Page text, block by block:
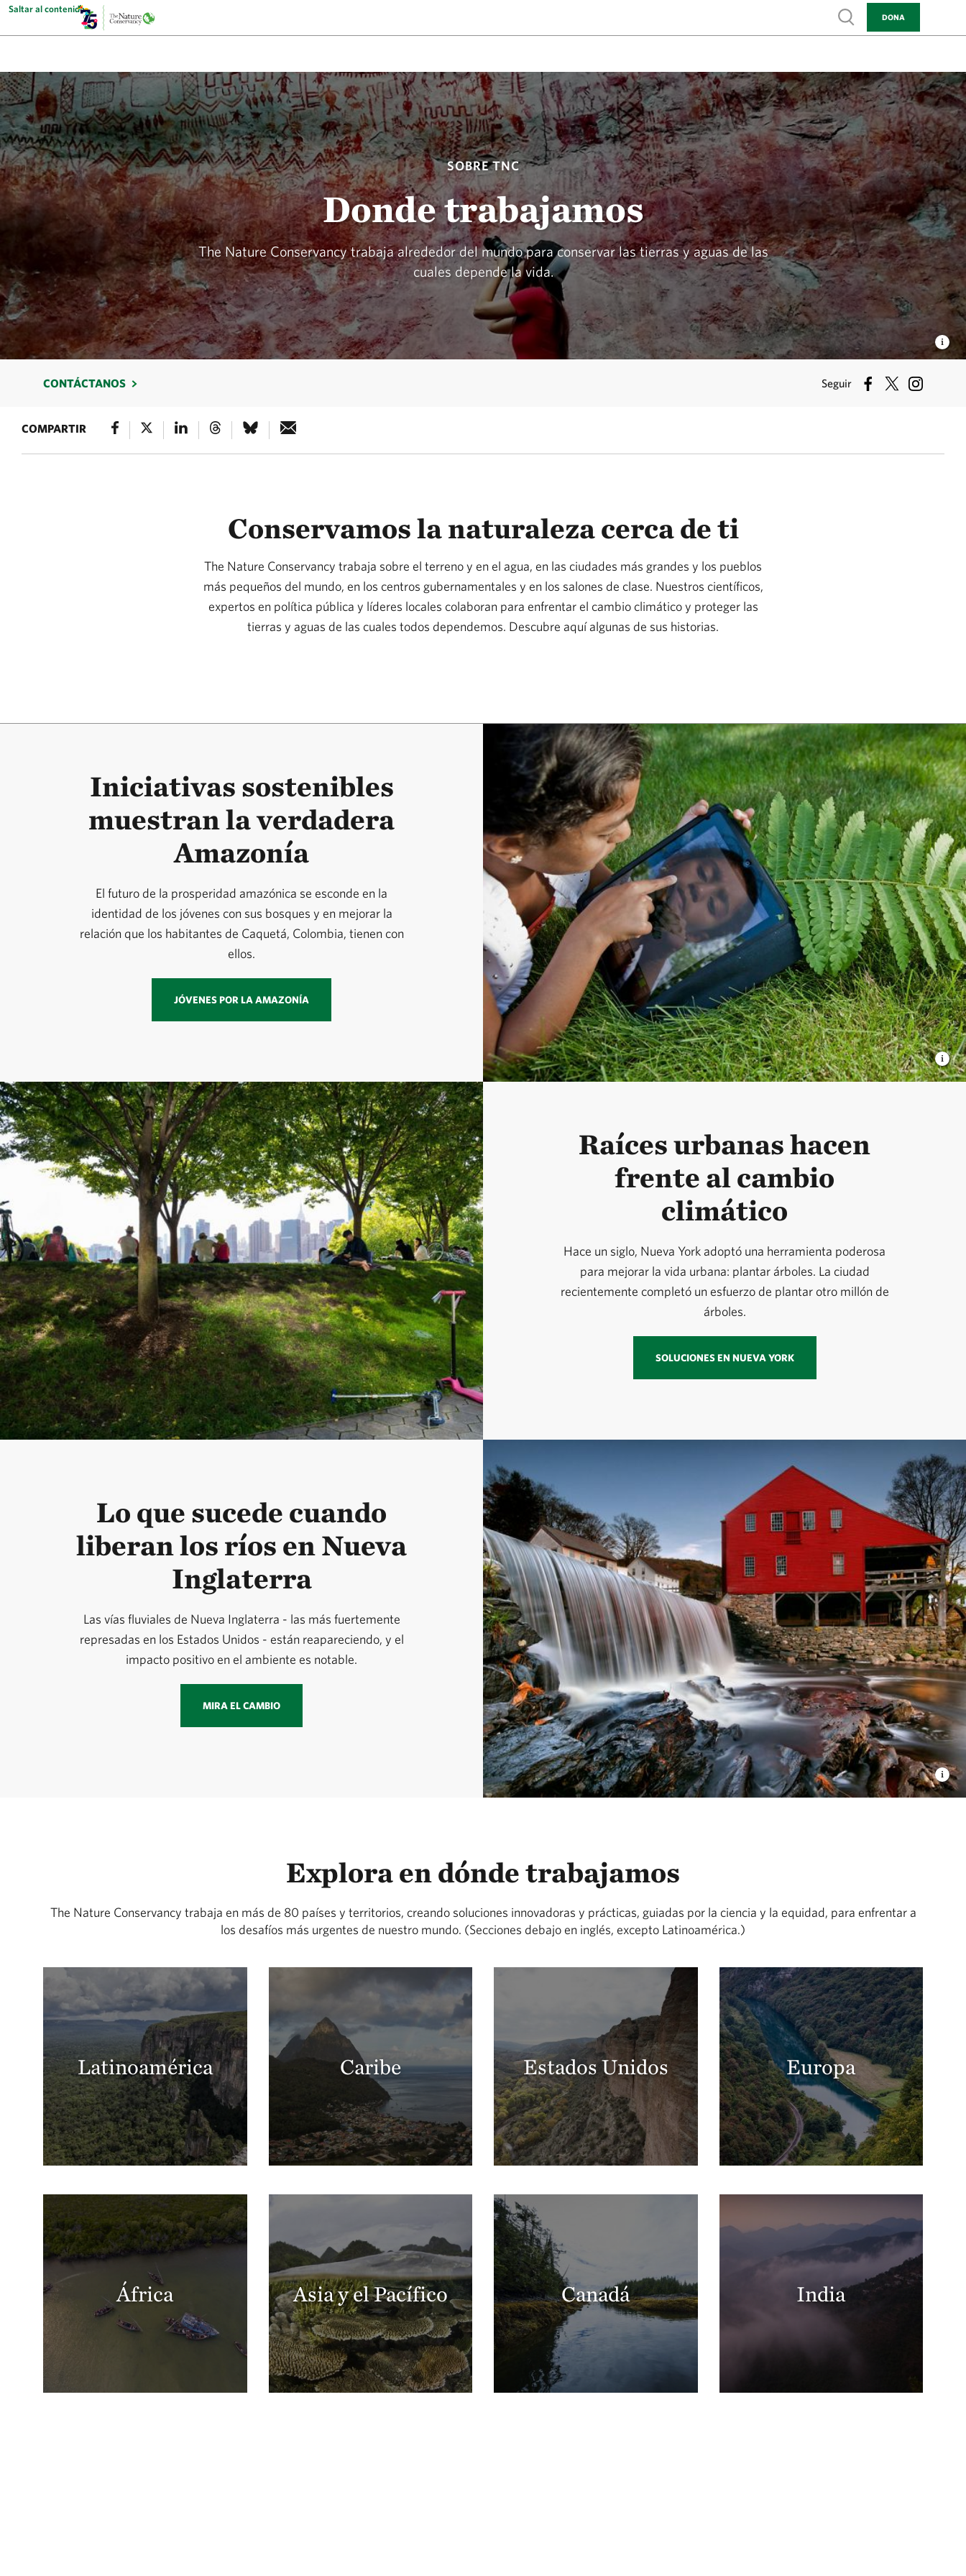
Saltar al contenido
Show search
DONA
SOBRE TNC
Donde trabajamos
The Nature Conservancy trabaja alrededor del mundo para conservar las tierras y aguas de las
cuales depende la vida.
CONTÁCTANOS Seguir
COMPARTIR
Conservamos la naturaleza cerca de ti
The Nature Conservancy trabaja sobre el terreno y en el agua, en las ciudades más grandes y los pueblos
más pequeños del mundo, en los centros gubernamentales y en los salones de clase. Nuestros científicos,
expertos en política pública y líderes locales colaboran para enfrentar el cambio climático y proteger las
tierras y aguas de las cuales todos dependemos. Descubre aquí algunas de sus historias.
Iniciativas sostenibles
muestran la verdadera
Amazonía
El futuro de la prosperidad amazónica se esconde en la
identidad de los jóvenes con sus bosques y en mejorar la
relación que los habitantes de Caquetá, Colombia, tienen con
ellos.
JÓVENES POR LA AMAZONÍA
Raíces urbanas hacen
frente al cambio
climático
Hace un siglo, Nueva York adoptó una herramienta poderosa
para mejorar la vida urbana: plantar árboles. La ciudad
recientemente completó un esfuerzo de plantar otro millón de
árboles.
SOLUCIONES EN NUEVA YORK
Lo que sucede cuando
liberan los ríos en Nueva
Inglaterra
Las vías fluviales de Nueva Inglaterra - las más fuertemente
represadas en los Estados Unidos - están reapareciendo, y el
impacto positivo en el ambiente es notable.
MIRA EL CAMBIO
Explora en dónde trabajamos
The Nature Conservancy trabaja en más de 80 países y territorios, creando soluciones innovadoras y prácticas, guiadas por la ciencia y la equidad, para enfrentar a
los desafíos más urgentes de nuestro mundo. (Secciones debajo en inglés, excepto Latinoamérica.)
Latinoamérica Caribe Estados Unidos Europa
África Asia y el Pacífico Canadá India